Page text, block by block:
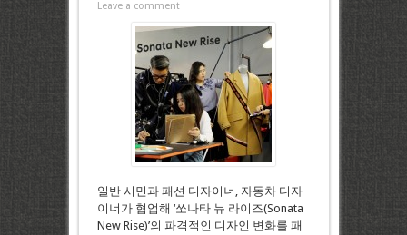
Leave a comment
일반 시민과 패션 디자이너, 자동차 디자
이너가 협업해 ‘쏘나타 뉴 라이즈(Sonata
New Rise)’의 파격적인 디자인 변화를 패